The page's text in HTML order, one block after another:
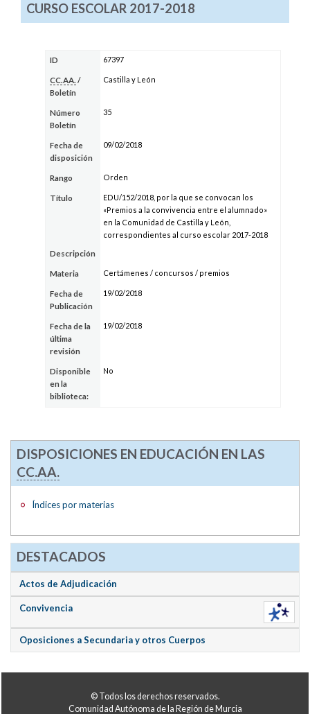
CURSO ESCOLAR 2017-2018
ID 67397
CC.AA. /
Boletín
Castilla y León
Número
Boletín
35
Fecha de
disposición
09/02/2018
Rango Orden
Título
EDU/152/2018, por la que se convocan los
«Premios a la convivencia entre el alumnado»
en la Comunidad de Castilla y León,
correspondientes al curso escolar 2017-2018
Descripción
Materia Certámenes / concursos / premios
Fecha de
Publicación
19/02/2018
Fecha de la
última
revisión
19/02/2018
Disponible
en la
biblioteca:
No
DISPOSICIONES EN EDUCACIÓN EN LAS
CC.AA.
Índices por materias
DESTACADOS
Actos de Adjudicación
Convivencia
Oposiciones a Secundaria y otros Cuerpos
© Todos los derechos reservados.
Comunidad Autónoma de la Región de Murcia